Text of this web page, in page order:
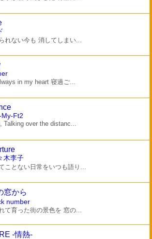
れない今も 消してしまい...
in my heart 寝過ご...
My-Ft2
Talking over the distanc...
木李子
ことない日常をいつも語り...
窓から
number
て育った街の景色を 窓の...
-情熱-